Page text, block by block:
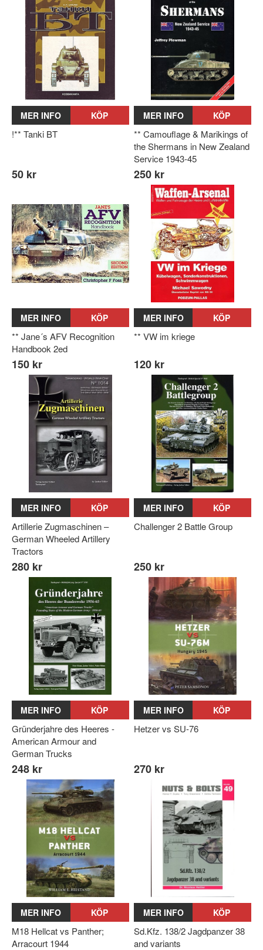
MER INFO KÖP
!** Tanki BT
50 kr
MER INFO KÖP
** Camouflage & Marikings of
the Shermans in New Zealand
Service 1943-45
250 kr
MER INFO KÖP
** Jane´s AFV Recognition
Handbook 2ed
150 kr
MER INFO KÖP
** VW im kriege
120 kr
MER INFO KÖP
Artillerie Zugmaschinen –
German Wheeled Artillery
Tractors
280 kr
MER INFO KÖP
Challenger 2 Battle Group
250 kr
MER INFO KÖP
Gründerjahre des Heeres -
American Armour and
German Trucks
248 kr
MER INFO KÖP
Hetzer vs SU-76
270 kr
MER INFO KÖP
M18 Hellcat vs Panther;
Arracourt 1944
MER INFO KÖP
Sd.Kfz. 138/2 Jagdpanzer 38
and variants